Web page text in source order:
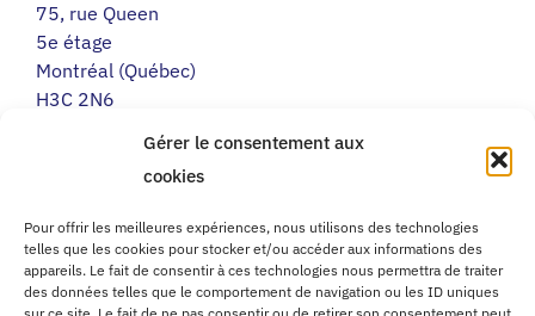
Gérer le consentement aux
cookies
Pour offrir les meilleures expériences, nous utilisons des technologies
telles que les cookies pour stocker et/ou accéder aux informations des
appareils. Le fait de consentir à ces technologies nous permettra de traiter
des données telles que le comportement de navigation ou les ID uniques
75, rue Queen
5e étage
Montréal (Québec)
H3C 2N6
RIMOUSKI
217, avenue Léonidas Sud
Porte 14
Rimouski (Québec)